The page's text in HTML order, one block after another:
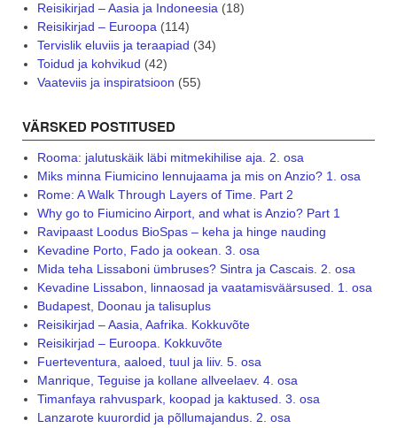
Reisikirjad – Aasia ja Indoneesia (18)
Reisikirjad – Euroopa (114)
Tervislik eluviis ja teraapiad (34)
Toidud ja kohvikud (42)
Vaateviis ja inspiratsioon (55)
VÄRSKED POSTITUSED
Rooma: jalutuskäik läbi mitmekihilise aja. 2. osa
Miks minna Fiumicino lennujaama ja mis on Anzio? 1. osa
Rome: A Walk Through Layers of Time. Part 2
Why go to Fiumicino Airport, and what is Anzio? Part 1
Ravipaast Loodus BioSpas – keha ja hinge nauding
Kevadine Porto, Fado ja ookean. 3. osa
Mida teha Lissaboni ümbruses? Sintra ja Cascais. 2. osa
Kevadine Lissabon, linnaosad ja vaatamisväärsused. 1. osa
Budapest, Doonau ja talisuplus
Reisikirjad – Aasia, Aafrika. Kokkuvõte
Reisikirjad – Euroopa. Kokkuvõte
Fuerteventura, aaloed, tuul ja liiv. 5. osa
Manrique, Teguise ja kollane allveelaev. 4. osa
Timanfaya rahvuspark, koopad ja kaktused. 3. osa
Lanzarote kuurordid ja põllumajandus. 2. osa